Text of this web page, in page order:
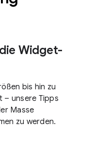
Widget-
bis hin zu
– unsere Tipps
Masse
zu werden.